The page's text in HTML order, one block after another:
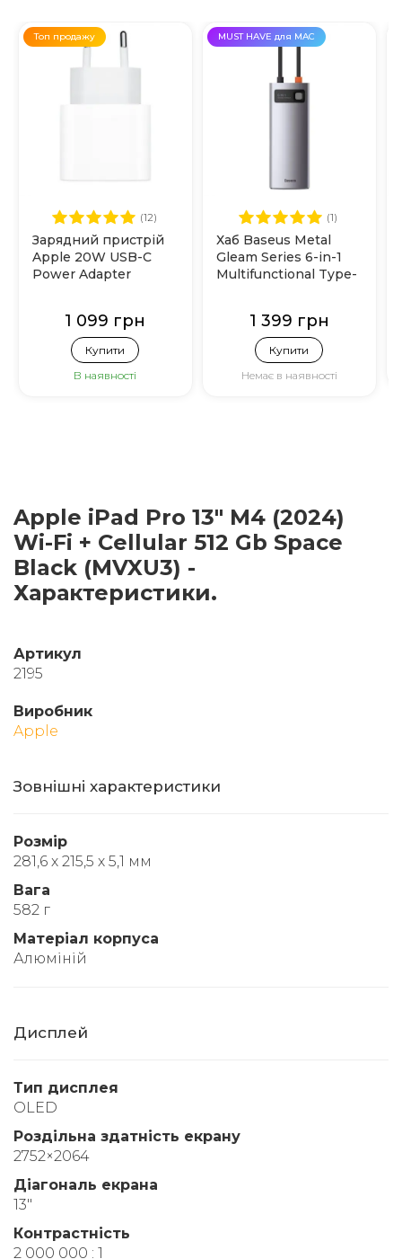
Топ продажу
(12)
Зарядний пристрій
Apple 20W USB-C
Power Adapter
1 099 грн
Купити
В наявності
MUST HAVE для MAC
(1)
Хаб Baseus Metal
Gleam Series 6-in-1
Multifunctional Type-
1 399 грн
Купити
Немає в наявності
Apple iPad Pro 13" M4 (2024)
Wi-Fi + Cellular 512 Gb Space
Black (MVXU3) -
Характеристики.
Артикул
2195
Виробник
Apple
Зовнішні характеристики
Розмір
281,6 х 215,5 х 5,1 мм
Вага
582 г
Матеріал корпуса
Алюміній
Дисплей
Тип дисплея
OLED
Роздільна здатність екрану
2752×2064
Діагональ екрана
13"
Контрастність
2 000 000 : 1